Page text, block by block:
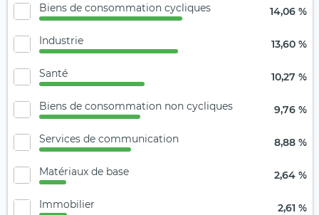
Biens de consommation cycliques 14,06 %
Industrie 13,60 %
Santé 10,27 %
Biens de consommation non cycliques 9,76 %
Services de communication 8,88 %
Matériaux de base 2,64 %
Immobilier 2,61 %